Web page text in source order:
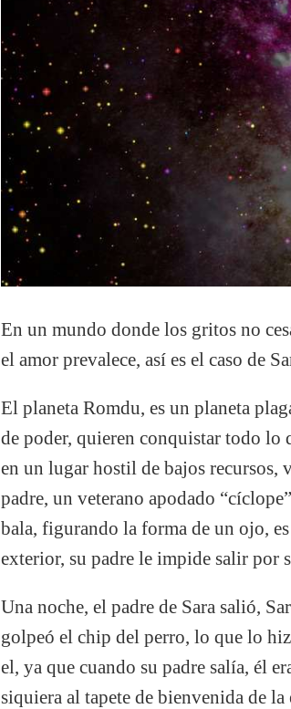
En un mundo donde los gritos no
el amor prevalece, así es el caso de
El planeta Romdu, es un planeta
de poder, quieren conquistar todo lo
en un lugar hostil de bajos recursos,
padre, un veterano apodado
bala, figurando la forma de un ojo,
exterior, su padre le impide salir por
Una noche, el padre de Sara salió,
golpeó el chip del perro, lo que lo
el, ya que cuando su padre salía, él
siquiera al tapete de bienvenida de